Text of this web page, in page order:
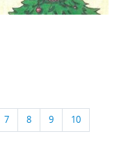
7 8 9 10